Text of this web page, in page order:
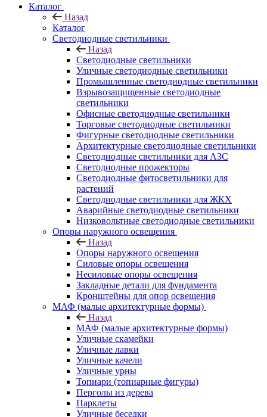
Каталог
Назад
Каталог
Светодиодные светильники
Назад
Светодиодные светильники
Уличные светодиодные светильники
Промышленные светодиодные светильники
Взрывозащищенные светодиодные
светильники
Офисные светодиодные светильники
Торговые светодиодные светильники
Фигурные светодиодные светильники
Архитектурные светодиодные светильники
Светодиодные светильники для АЗС
Светодиодные прожекторы
Светодиодные фитосветильники для
растений
Светодиодные светильники для ЖКХ
Аварийные светодиодные светильники
Низковольтные светодиодные светильники
Опоры наружного освещения
Назад
Опоры наружного освещения
Силовые опоры освещения
Несиловые опоры освещения
Закладные детали для фундамента
Кронштейны для опор освещения
МАФ (малые архитектурные формы)
Назад
МАФ (малые архитектурные формы)
Уличные скамейки
Уличные лавки
Уличные качели
Уличные урны
Топиари (топиарные фигуры)
Перголы из дерева
Парклеты
Уличные беседки